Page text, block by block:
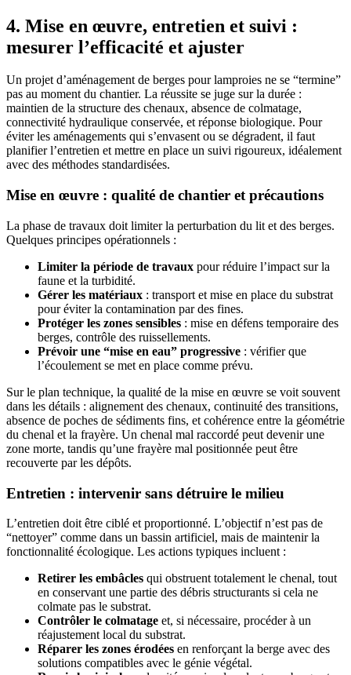
4. Mise en œuvre, entretien et suivi :
mesurer l’efficacité et ajuster
Un projet d’aménagement de berges pour lamproies ne se “termine”
pas au moment du chantier. La réussite se juge sur la durée :
maintien de la structure des chenaux, absence de colmatage,
connectivité hydraulique conservée, et réponse biologique. Pour
éviter les aménagements qui s’envasent ou se dégradent, il faut
planifier l’entretien et mettre en place un suivi rigoureux, idéalement
avec des méthodes standardisées.
Mise en œuvre : qualité de chantier et précautions
La phase de travaux doit limiter la perturbation du lit et des berges.
Quelques principes opérationnels :
Limiter la période de travaux pour réduire l’impact sur la
faune et la turbidité.
Gérer les matériaux : transport et mise en place du substrat
pour éviter la contamination par des fines.
Protéger les zones sensibles : mise en défens temporaire des
berges, contrôle des ruissellements.
Prévoir une “mise en eau” progressive : vérifier que
l’écoulement se met en place comme prévu.
Sur le plan technique, la qualité de la mise en œuvre se voit souvent
dans les détails : alignement des chenaux, continuité des transitions,
absence de poches de sédiments fins, et cohérence entre la géométrie
du chenal et la frayère. Un chenal mal raccordé peut devenir une
zone morte, tandis qu’une frayère mal positionnée peut être
recouverte par les dépôts.
Entretien : intervenir sans détruire le milieu
L’entretien doit être ciblé et proportionné. L’objectif n’est pas de
“nettoyer” comme dans un bassin artificiel, mais de maintenir la
fonctionnalité écologique. Les actions typiques incluent :
Retirer les embâcles qui obstruent totalement le chenal, tout
en conservant une partie des débris structurants si cela ne
colmate pas le substrat.
Contrôler le colmatage et, si nécessaire, procéder à un
réajustement local du substrat.
Réparer les zones érodées en renforçant la berge avec des
solutions compatibles avec le génie végétal.